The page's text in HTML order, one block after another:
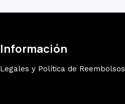
Información
Legales y Política de Reembolsos